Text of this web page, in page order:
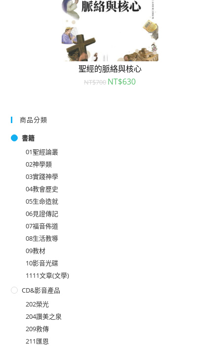
聖經的脈絡與核心
NT$700 NT$630
商品分類
書籍
01聖經論叢
02神學類
03實踐神學
04教會歷史
05生命造就
06見證傳記
07福音佈道
08生活教導
09教材
10影音光碟
1111文章(文學)
CD&影音產品
202榮光
204讚美之泉
209救傳
211匯恩